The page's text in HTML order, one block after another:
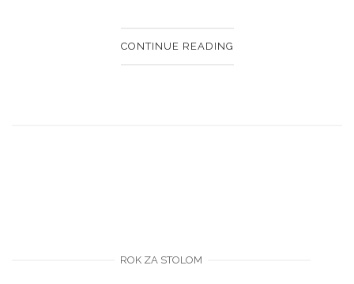
CONTINUE READING
ROK ZA STOLOM